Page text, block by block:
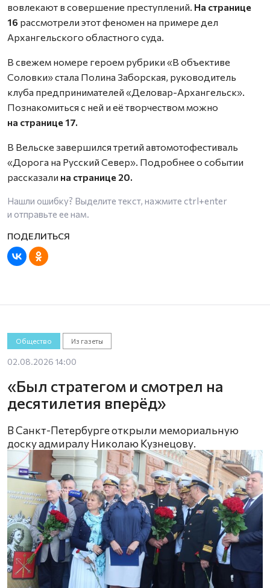
вовлекают в совершение преступлений. На странице
16 рассмотрели этот феномен на примере дел
Архангельского областного суда.
В свежем номере героем рубрики «В объективе
Соловки» стала Полина Заборская, руководитель
клуба предпринимателей «Деловар-Архангельск».
Познакомиться с ней и её творчеством можно
на странице 17.
В Вельске завершился третий автомотофестиваль
«Дорога на Русский Север». Подробнее о событии
рассказали на странице 20.
Нашли ошибку? Выделите текст, нажмите ctrl+enter
и отправьте ее нам.
Общество Из газеты
02.08.2026 14:00
«Был стратегом и смотрел на
десятилетия вперёд»
В Санкт-Петербурге открыли мемориальную
доску адмиралу Николаю Кузнецову.